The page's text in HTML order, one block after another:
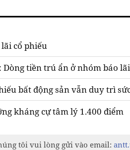
cổ phiếu
tiền trú ẩn ở nhóm báo
bất động sản vẫn duy trì
kháng cự tâm lý 1.400 điểm
tôi vui lòng gửi vào email: